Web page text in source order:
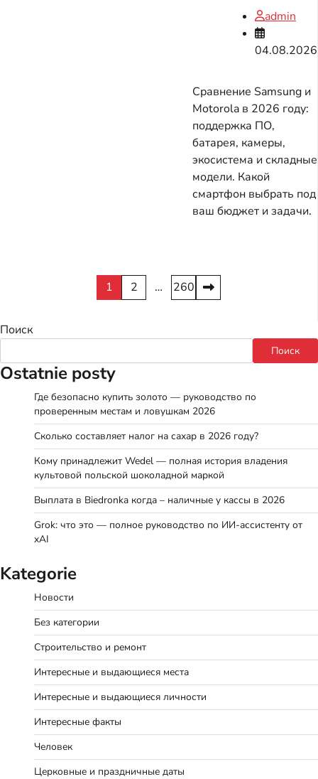
admin
04.08.2026
Сравнение Samsung и
Motorola в 2026 году:
поддержка ПО,
батарея, камеры,
экосистема и складные
модели. Какой
смартфон выбрать под
ваш бюджет и задачи.
1 2 … 260
Поиск
Поиск
Ostatnie posty
Где безопасно купить золото — руководство по
проверенным местам и ловушкам 2026
Сколько составляет налог на сахар в 2026 году?
Кому принадлежит Wedel — полная история владения
культовой польской шоколадной маркой
Выплата в Biedronka когда – наличные у кассы в 2026
Grok: что это — полное руководство по ИИ-ассистенту от
xAI
Kategorie
Новости
Без категории
Строительство и ремонт
Интересные и выдающиеся места
Интересные и выдающиеся личности
Интересные факты
Человек
Церковные и праздничные даты